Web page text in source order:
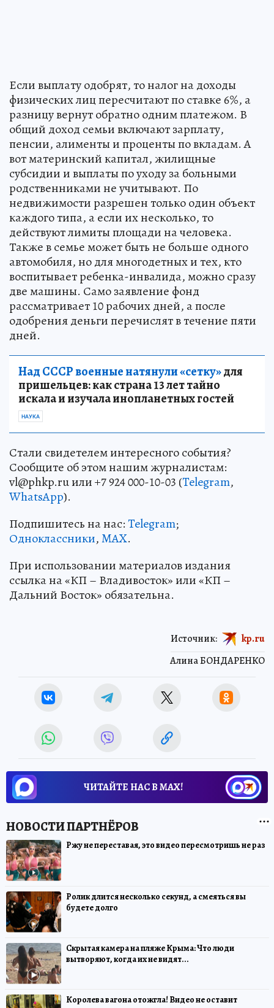
Если выплату одобрят, то налог на доходы
физических лиц пересчитают по ставке 6%, а
разницу вернут обратно одним платежом. В
общий доход семьи включают зарплату,
пенсии, алименты и проценты по вкладам. А
вот материнский капитал, жилищные
субсидии и выплаты по уходу за больными
родственниками не учитывают. По
недвижимости разрешен только один объект
каждого типа, а если их несколько, то
действуют лимиты площади на человека.
Также в семье может быть не больше одного
автомобиля, но для многодетных и тех, кто
воспитывает ребенка-инвалида, можно сразу
две машины. Само заявление фонд
рассматривает 10 рабочих дней, а после
одобрения деньги перечислят в течение пяти
дней.
Над СССР военные натянули «сетку»для
пришельцев: как страна 13 лет тайно
искала и изучала инопланетных гостей
НАУКА
Стали свидетелем интересного события?
Сообщите об этом нашим журналистам:
vl@phkp.ru или +7 924 000-10-03 (Telegram,
WhatsApp).
Подпишитесь на нас:Telegram;
Одноклассники,MAX.
При использовании материалов издания
ссылка на «КП – Владивосток» или «КП –
Дальний Восток» обязательна.
Алина БОНДАРЕНКО
Источник: kp.ru
ЧИТАЙТЕ НАС В МАХ!
Ржу не переставая, это видео пересмотришь не раз
Ролик длится несколько секунд, а смеяться вы
будете долго
Скрытая камера на пляже Крыма: Что люди
вытворяют, когда их не видят...
Королева вагона отожгла! Видео не оставит